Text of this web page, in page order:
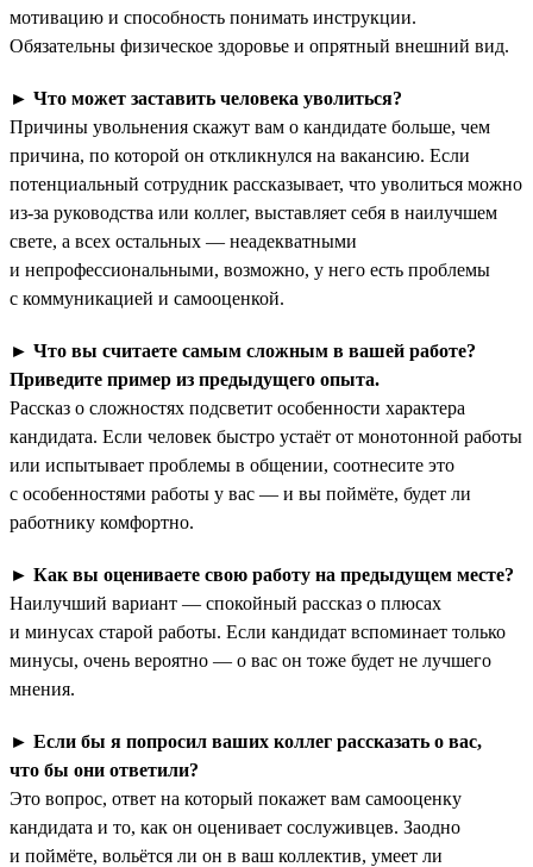
мотивацию и способность понимать инструкции.
Обязательны физическое здоровье и опрятный внешний вид.
► Что может заставить человека уволиться?
Причины увольнения скажут вам о кандидате больше, чем
причина, по которой он откликнулся на вакансию. Если
потенциальный сотрудник рассказывает, что уволиться можно
из-за руководства или коллег, выставляет себя в наилучшем
свете, а всех остальных — неадекватными
и непрофессиональными, возможно, у него есть проблемы
с коммуникацией и самооценкой.
► Что вы считаете самым сложным в вашей работе?
Приведите пример из предыдущего опыта.
Рассказ о сложностях подсветит особенности характера
кандидата. Если человек быстро устаёт от монотонной работы
или испытывает проблемы в общении, соотнесите это
с особенностями работы у вас — и вы поймёте, будет ли
работнику комфортно.
► Как вы оцениваете свою работу на предыдущем месте?
Наилучший вариант — спокойный рассказ о плюсах
и минусах старой работы. Если кандидат вспоминает только
минусы, очень вероятно — о вас он тоже будет не лучшего
мнения.
► Если бы я попросил ваших коллег рассказать о вас,
что бы они ответили?
Это вопрос, ответ на который покажет вам самооценку
кандидата и то, как он оценивает сослуживцев. Заодно
и поймёте, вольётся ли он в ваш коллектив, умеет ли